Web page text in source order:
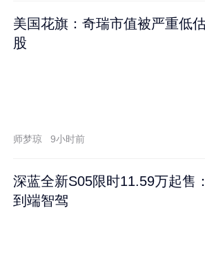
美国花旗：奇瑞市值被严重低
股
师梦琼 9小时前
深蓝全新S05限时11.59万起售
到端智驾